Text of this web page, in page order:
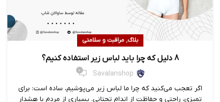
بلاگ,مراقبت و سلامتی
8 دلیل که چرا باید لباس زیر استفاده کنیم؟
Savalanshop
0
اگر تعجب می‌کنید که چرا ما لباس زیر می‌پوشیم، ساده است: برای
تمیزی، راحتی و حفاظت از اندام تحتانی. بسیاری از مردم با هشدار